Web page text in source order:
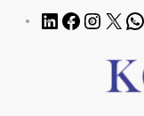
LinkedInFacebook
X